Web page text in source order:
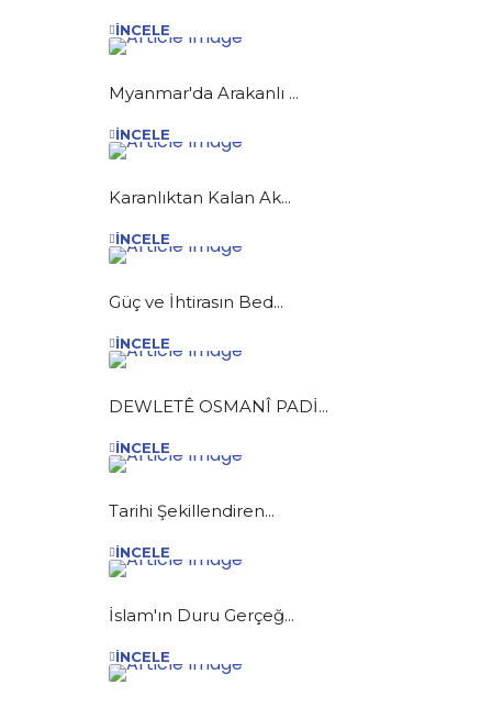
İNCELE
Myanmar'da Arakanlı ...
İNCELE
Karanlıktan Kalan Ak...
İNCELE
Güç ve İhtirasın Bed...
İNCELE
DEWLETÊ OSMANÎ PADİ...
İNCELE
Tarihi Şekillendiren...
İNCELE
İslam'ın Duru Gerçeğ...
İNCELE